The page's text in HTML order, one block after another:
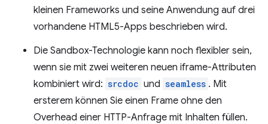
kleinen Frameworks und seine Anwendung auf drei
vorhandene HTML5-Apps beschrieben wird.
Die Sandbox-Technologie kann noch flexibler sein,
wenn sie mit zwei weiteren neuen iframe-Attributen
kombiniert wird: srcdoc und seamless . Mit
ersterem können Sie einen Frame ohne den
Overhead einer HTTP-Anfrage mit Inhalten füllen.